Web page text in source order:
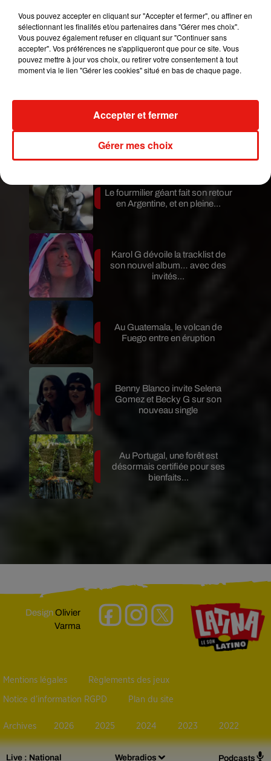
Live : National Webradios Podcasts
Publié : 3 décembre 2019 à 15h30 par A.L.
Robbie Williams sera également l’invité
d’honneur de la soirée et interprétera son
titreRock DJpour le tableau d’ouverture.
Le fourmilier géant fait son retour
en Argentine, et en pleine...
Karol G dévoile la tracklist de
son nouvel album… avec des
invités...
Au Guatemala, le volcan de
Fuego entre en éruption
Benny Blanco invite Selena
Gomez et Becky G sur son
nouveau single
Au Portugal, une forêt est
désormais certifiée pour ses
bienfaits...
DesignOlivier
Varma
Mentions légales Règlements des jeux
Notice d’information RGPD Plan du site
Archives 2026 2025 2024 2023 2022
Vous pouvez accepter en cliquant sur "Accepter et fermer", ou affiner en
sélectionnant les finalités et/ou partenaires dans "Gérer mes choix".
Vous pouvez également refuser en cliquant sur "Continuer sans
accepter". Vos préférences ne s'appliqueront que pour ce site. Vous
pouvez mettre à jour vos choix, ou retirer votre consentement à tout
moment via le lien "Gérer les cookies" situé en bas de chaque page.
Gérer mes choix
Accepter et fermer